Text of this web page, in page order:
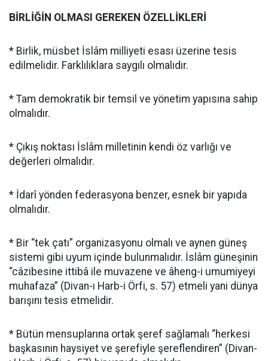
BİRLİĞİN OLMASI GEREKEN ÖZELLİKLERİ
* Birlik, müsbet İslâm milliyeti esası üzerine tesis
edilmelidir. Farklılıklara saygılı olmalıdır.
* Tam demokratik bir temsil ve yönetim yapısına sahip
olmalıdır.
* Çıkış noktası İslâm milletinin kendi öz varlığı ve
değerleri olmalıdır.
* İdarî yönden federasyona benzer, esnek bir yapıda
olmalıdır.
* Bir “tek çatı” organizasyonu olmalı ve aynen güneş
sistemi gibi uyum içinde bulunmalıdır. İslâm güneşinin
“câzibesine ittibâ ile muvazene ve âheng-i umumiyeyi
muhafaza” (Divan-ı Harb-i Örfi, s. 57) etmeli yani dünya
barışını tesis etmelidir.
* Bütün mensuplarına ortak şeref sağlamalı “herkesi
başkasının haysiyet ve şerefiyle şereflendiren” (Divan-